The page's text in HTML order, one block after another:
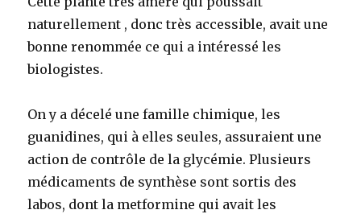
naturellement , donc très accessible, avait une
bonne renommée ce qui a intéressé les
biologistes.
On y a décelé une famille chimique, les
guanidines, qui à elles seules, assuraient une
action de contrôle de la glycémie. Plusieurs
médicaments de synthèse sont sortis des
labos, dont la metformine qui avait les